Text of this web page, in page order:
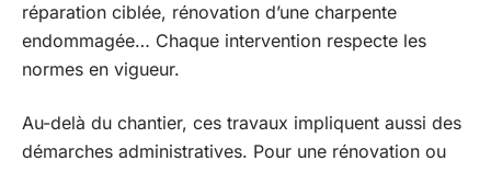
réparation ciblée, rénovation d’une charpente
endommagée… Chaque intervention respecte les
normes en vigueur.
Au-delà du chantier, ces travaux impliquent aussi des
démarches administratives. Pour une rénovation ou